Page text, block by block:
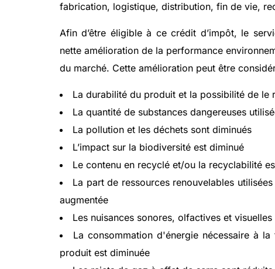
fabrication, logistique, distribution, fin de vie,
Afin d’être éligible à ce crédit d’impôt, le
nette amélioration de la performance
du marché. Cette amélioration peut être
La durabilité du produit et la possibilité de le
La quantité de substances dangereuses
La pollution et les déchets sont diminués
L’impact sur la biodiversité est diminué
Le contenu en recyclé et/ou la recyclabilité
La part de ressources renouvelables
augmentée
Les nuisances sonores, olfactives et
La consommation d'énergie nécessaire à
produit est diminuée